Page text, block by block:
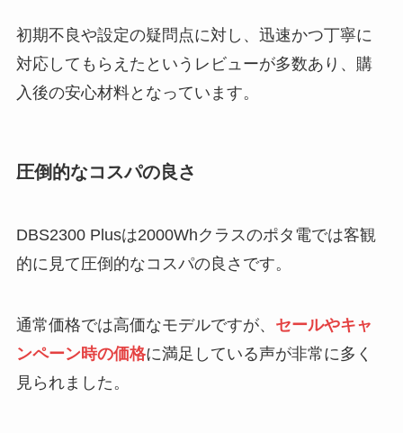
初期不良や設定の疑問点に対し、迅速かつ丁寧に
対応してもらえたというレビューが多数あり、購
入後の安心材料となっています。
圧倒的なコスパの良さ
DBS2300 Plusは2000Whクラスのポタ電では客観
的に見て圧倒的なコスパの良さです。
通常価格では高価なモデルですが、 セールやキャ
ンペーン時の価格に満足している声が非常に多く
見られました。